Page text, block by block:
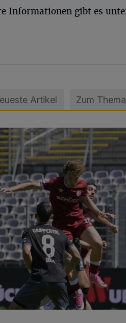
Informationen gibt es
Artikel Zum Thema
Bahnhof und klare Ansage